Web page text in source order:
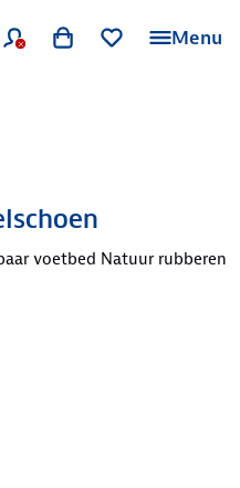
Menu
voetbed Natuur rubberen